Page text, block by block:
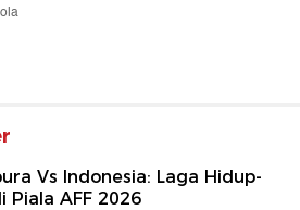
Vs Indonesia: Laga Hidup-
Piala AFF 2026